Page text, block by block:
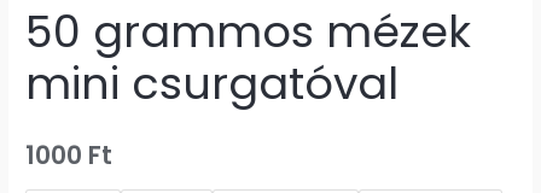
50 grammos mézek
mini csurgatóval
1000 Ft
csurgatóval
mennyiség